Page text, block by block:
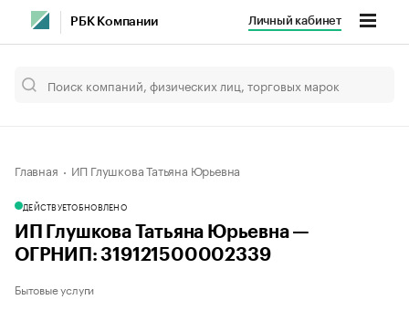
РБК Компании Личный кабинет
Главная ИП Глушкова Татьяна Юрьевна
ДЕЙСТВУЕТОБНОВЛЕНО
ИП Глушкова Татьяна Юрьевна —
ОГРНИП: 319121500002339
Бытовые услуги